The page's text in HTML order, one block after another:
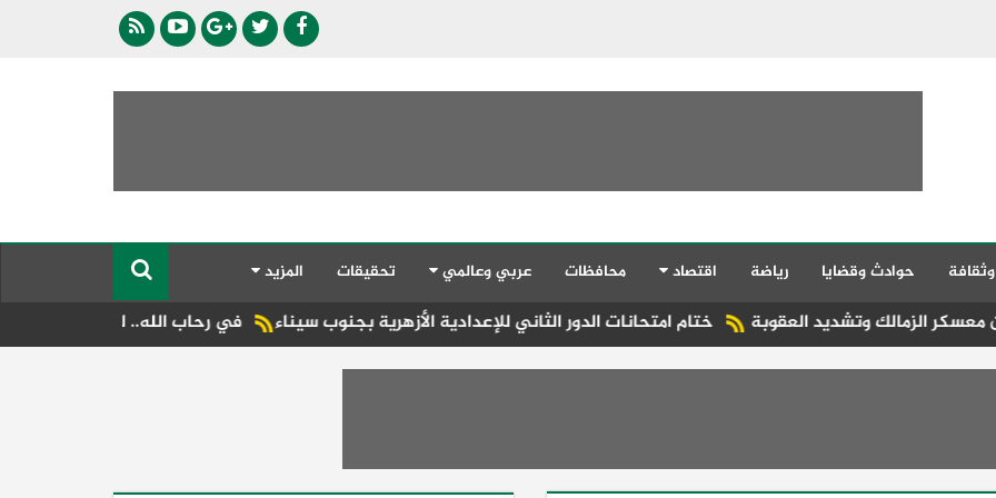
حوادث وقضايا رياضة اقتصاد محافظات عربي وعالمي تحقيقات المزيد
في رحاب الله.. لؤي الكاظم ينعي والد محمد ختام امتحانات الدور الثاني للإعدادية الأزهرية بجنوب سيناء وتشديد العقوبة